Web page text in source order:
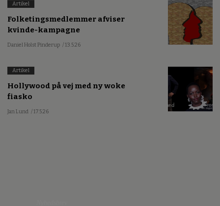
Artikel
Folketingsmedlemmer afviser
kvinde-kampagne
Daniel Holst Pinderup / 13.5.26
Artikel
Hollywood på vej med ny woke
fiasko
Jan Lund / 17.5.26